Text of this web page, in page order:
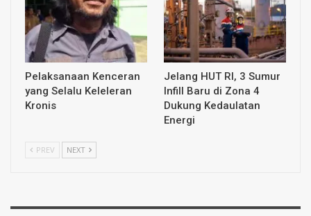
Pelaksanaan Kenceran
yang Selalu Keleleran
Kronis
Jelang HUT RI, 3 Sumur
Infill Baru di Zona 4
Dukung Kedaulatan
Energi
PREV NEXT